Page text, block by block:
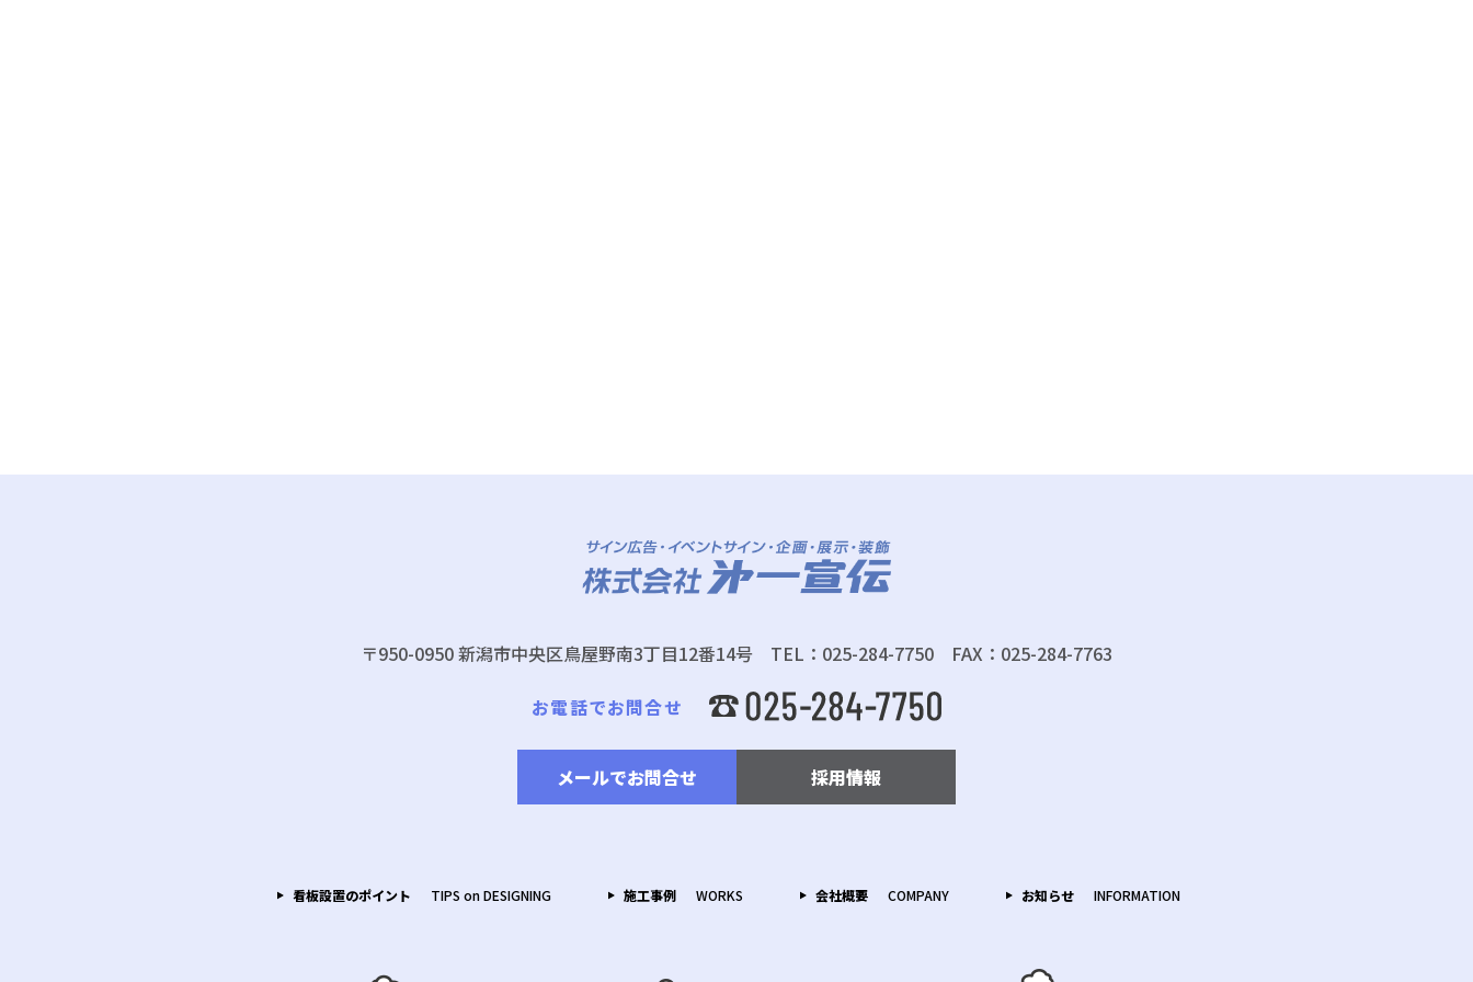
〒950-0950 新潟市中央区鳥屋野南3丁目12番14号 TEL：025-284-7750 FAX：025-284-7763
お電話でお問合せ
メールでお問合せ 採用情報
看板設置のポイント TIPS on DESIGNING 施工事例 WORKS 会社概要 COMPANY お知らせ INFORMATION